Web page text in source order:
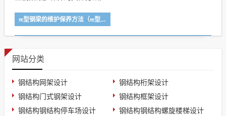
π型钢梁的维护保养方法（π型钢梁维护保养的具体方法）
网站分类
钢结构网架设计
钢结构桁架设计
钢结构门式钢架设计
钢结构框架设计
钢结构钢结构停车场设计
钢结构钢结构螺旋楼梯设计